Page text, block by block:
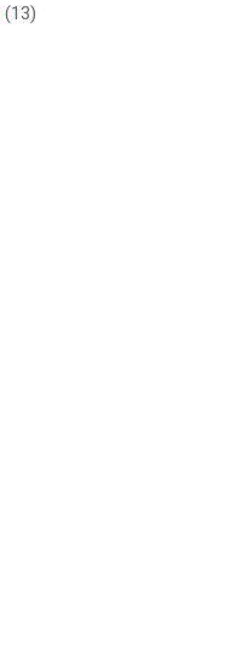
(13)